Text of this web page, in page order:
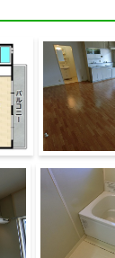
居室・リビン